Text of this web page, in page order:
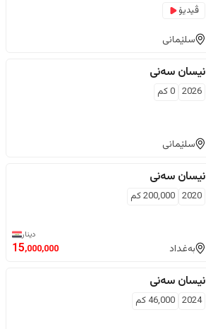
ڤیدیۆ
سلێمانی
نیسان سەنی
2026
0كم
سلێمانی
نیسان سەنی
2020
200,000كم
بەغداد
دینار
15,000,000
نیسان سەنی
2024
46,000كم